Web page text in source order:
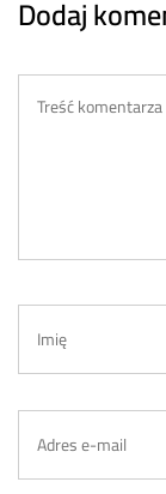
Dodaj